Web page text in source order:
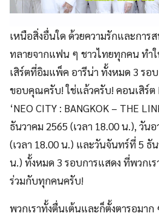
เหนือสิ่งอื่นใด ด้วยความรักและกา
ทลายจากแฟน ๆ ชาวไทยทุกคน ทำ
เสิร์ตที่อิมแพ็ค อารีน่า ทั้งหมด 3 รอ
ขอบคุณครับ! ใช่แล้วครับ! คอนเสิร์ต
‘NEO CITY : BANGKOK – THE
ธันวาคม 2565 (เวลา 18.00 น.), วัน
(เวลา 18.00 น.) และวันจันทร์ที่ 5 ธั
น.) ทั้งหมด 3 รอบการแสดง ที่พวกเ
ร่วมกับทุกคนครับ!
พวกเราทั้งตื่นเต้นและก็ตั้งตารอมาก